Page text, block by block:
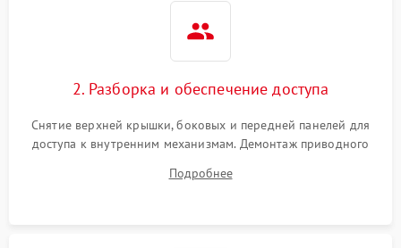
2. Разборка и обеспечение доступа
Снятие верхней крышки, боковых и передней панелей для
доступа к внутренним механизмам. Демонтаж приводного
Обеспечение свободного доступа к ТЭНу, компрессору,
Подробнее